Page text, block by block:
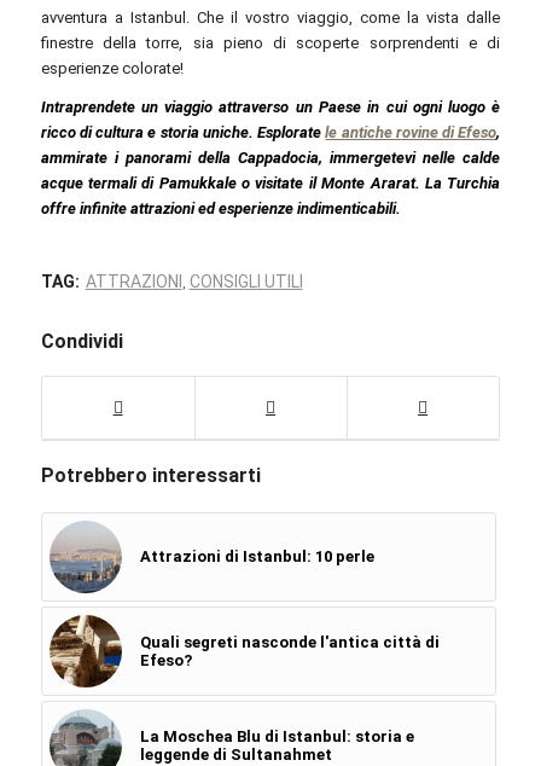
avventura a Istanbul. Che il vostro viaggio, come la vista dalle
finestre della torre, sia pieno di scoperte sorprendenti e di
esperienze colorate!
Intraprendete un viaggio attraverso un Paese in cui ogni luogo è
ricco di cultura e storia uniche. Esploratele antiche rovine di Efeso,
ammirate i panorami della Cappadocia, immergetevi nelle calde
acque termali di Pamukkale o visitate il Monte Ararat. La Turchia
offre infinite attrazioni ed esperienze indimenticabili.
TAG: ATTRAZIONI , CONSIGLI UTILI
Condividi
Potrebbero interessarti
Attrazioni di Istanbul: 10 perle
Quali segreti nasconde l'antica città di
Efeso?
La Moschea Blu di Istanbul: storia e
leggende di Sultanahmet